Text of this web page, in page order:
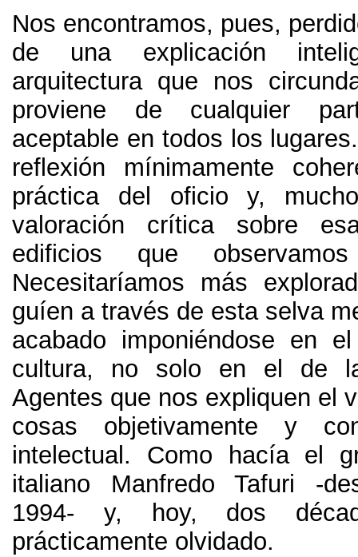
Nos encontramos, pues,
de una explicación
arquitectura que nos
proviene de cualquier
aceptable en todos los
reflexión mínimamente
práctica del oficio y,
valoración crítica sobre
edificios que observamos
Necesitaríamos más
guíen a través de esta selva
acabado imponiéndose en
cultura, no solo en el de
Agentes que nos expliquen el
cosas objetivamente y
intelectual. Como hacía el
italiano Manfredo Tafuri -
1994- y, hoy, dos
prácticamente olvidado.